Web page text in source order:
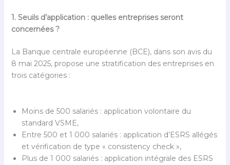
1. Seuils d’application : quelles entreprises seront
concernées ?
La Banque centrale européenne (BCE), dans son avis du
8 mai 2025, propose une stratification des entreprises en
trois catégories :
Moins de 500 salariés : application volontaire du
standard VSME,
Entre 500 et 1 000 salariés : application d’ESRS allégés
et vérification de type « consistency check »,
Plus de 1 000 salariés : application intégrale des ESRS